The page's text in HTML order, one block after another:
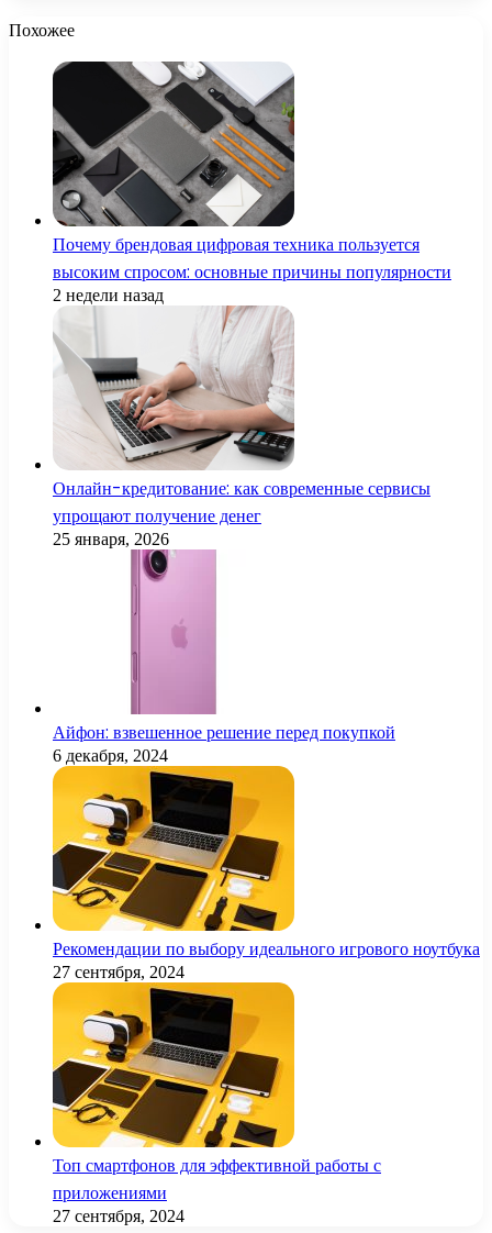
Похожее
Почему брендовая цифровая техника пользуется
высоким спросом: основные причины популярности
2 недели назад
Онлайн-кредитование: как современные сервисы
упрощают получение денег
25 января, 2026
Айфон: взвешенное решение перед покупкой
6 декабря, 2024
Рекомендации по выбору идеального игрового ноутбука
27 сентября, 2024
Топ смартфонов для эффективной работы с
приложениями
27 сентября, 2024